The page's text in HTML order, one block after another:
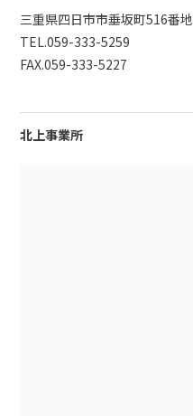
三重県四日市市垂坂町516番地
TEL.059-333-5259
FAX.059-333-5227
北上事業所